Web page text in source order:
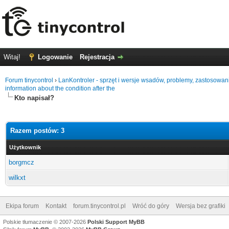
Witaj! Logowanie Rejestracja
Forum tinycontrol › LanKontroler - sprzęt i wersje wsadów, problemy,
information about the condition after the
Kto napisał?
Razem postów: 3
Użytkownik
borgmcz
wilkxt
Ekipa forum Kontakt forum.tinycontrol.pl Wróć do góry Wersja bez grafiki
Polskie tłumaczenie © 2007-2026 Polski Support MyBB